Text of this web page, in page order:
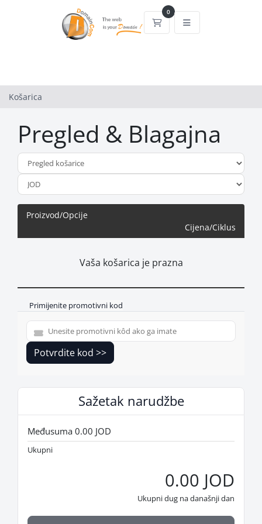
0
Košarica
Košarica
Pregled & Blagajna
Proizvod/Opcije
Cijena/Ciklus
Vaša košarica je prazna
Primijenite promotivni kod
Potvrdite kod >>
Sažetak narudžbe
Međusuma0.00 JOD
Ukupni
0.00 JOD
Ukupni dug na današnji dan